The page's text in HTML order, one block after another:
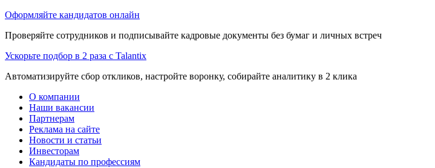
Оформляйте кандидатов онлайн
Проверяйте сотрудников и подписывайте кадровые документы без бумаг и личных встреч
Ускорьте подбор в 2 раза с Talantix
Автоматизируйте сбор откликов, настройте воронку, собирайте аналитику в 2 клика
О компании
Наши вакансии
Партнерам
Реклама на сайте
Новости и статьи
Инвесторам
Кандидаты по профессиям